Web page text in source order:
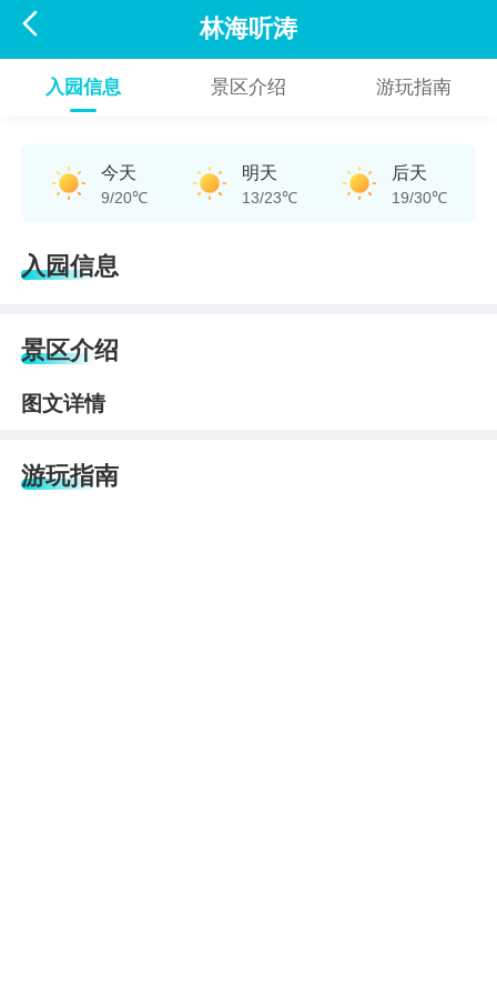
 林海听涛
入园信息 景区介绍 游玩指南
今天
9/20℃
明天
13/23℃
后天
19/30℃
入园信息
景区介绍
图文详情
游玩指南